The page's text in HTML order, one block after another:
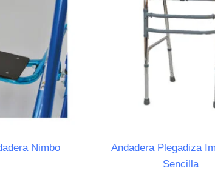
Nimbo
Andadera Plegadiza
Sencilla